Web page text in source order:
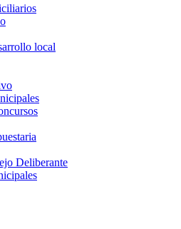
local
Deliberante